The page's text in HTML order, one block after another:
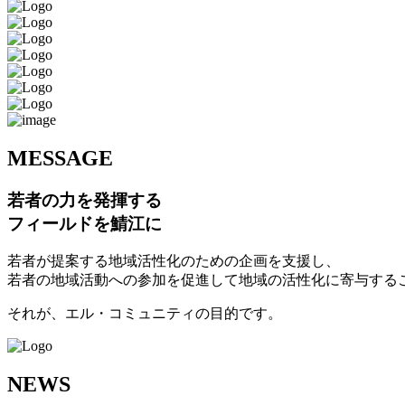
MESSAGE
若者の力を発揮する
フィールドを鯖江に
若者が提案する地域活性化のための企画を支援し、
若者の地域活動への参加を促進して地域の活性化に寄与する
それが、エル・コミュニティの目的です。
NEWS